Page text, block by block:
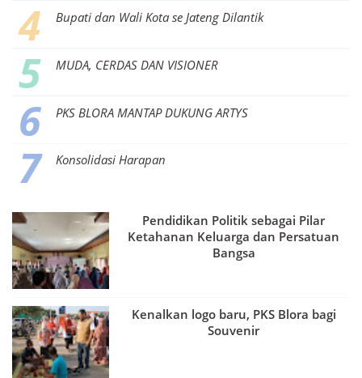
Bupati dan Wali Kota se Jateng Dilantik
MUDA, CERDAS DAN VISIONER
PKS BLORA MANTAP DUKUNG ARTYS
Konsolidasi Harapan
Pendidikan Politik sebagai Pilar
Ketahanan Keluarga dan Persatuan
Bangsa
Kenalkan logo baru, PKS Blora bagi
Souvenir